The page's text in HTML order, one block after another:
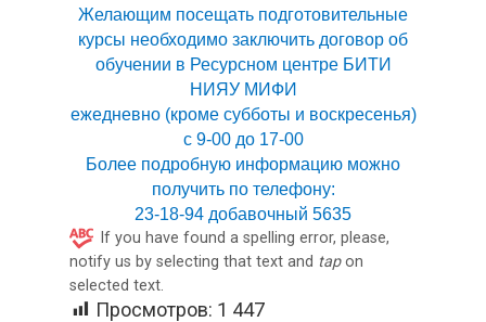
Желающим посещать подготовительные
курсы необходимо заключить договор об
обучении в Ресурсном центре БИТИ
НИЯУ МИФИ
ежедневно (кроме субботы и воскресенья)
с 9-00 до 17-00
Более подробную информацию можно
получить по телефону:
23-18-94 добавочный 5635
If you have found a spelling error, please,
notify us by selecting that text and tapon
selected text.
Просмотров: 1 447